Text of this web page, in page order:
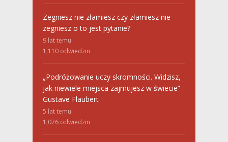
Zegniesz nie złamiesz czy złamiesz nie
zegniesz o to jest pytanie?
9 lat temu
1,110 odwiedzin
„Podróżowanie uczy skromności. Widzisz,
jak niewiele miejsca zajmujesz w świecie”
Gustave Flaubert
5 lat temu
1,076 odwiedzin